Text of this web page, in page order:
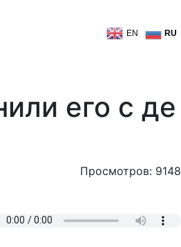
EN RU
его с де
Просмотров: 9148